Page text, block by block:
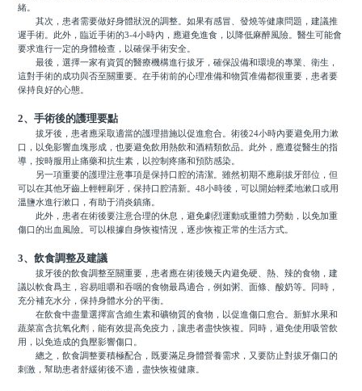
緒。
其次，患者需要做好身體狀況的調整。如果有感冒、發燒等健康問題，建議推
遲手術。此外，臨近手術的3-4小時內，應避免進食，以降低麻醉風險。醫生可能會
要求進行一定的身體檢查，以確保手術安全。
最後，選擇一家有資質的醫療機構進行拔牙，確保設備和環境的專業、衛生，
這對手術的成功與否至關重要。在手術前的心理准備和物質准備都很重要，患者要
保持良好的心態。
2、手術後的護理要點
拔牙後，患者應采取適當的護理措施以促進愈合。術後24小時內要避免用力漱
口，以免影響血塊形成，也要避免飲用熱飲和酒精類飲品。此外，應遵從醫生的指
導，按時服用止痛藥和抗生素，以控制疼痛和預防感染。
另一項重要的護理注意事項是保持口腔的清潔。雖然初期不應刷拔牙部位，但
可以在其他牙齒上輕輕刷牙，保持口腔清新。48小時後，可以開始輕柔地漱口或用
溫鹽水進行漱口，有助于消炎鎮痛。
此外，患者在術後要注意合理的休息，避免劇烈運動或重體力勞動，以免加重
傷口的出血風險。可以根據自身恢複情況，逐步恢複正常的生活方式。
3、飲食調整及建議
拔牙後的飲食調整至關重要，患者應在術後幾天內避免硬、熱、辣的食物，建
議以軟食爲主，容易咀嚼和吞咽的食物最爲適合，例如粥、面條、酸奶等。同時，
充分補充水分，保持身體水分的平衡。
在飲食中盡量選擇富含維生素和礦物質的食物，以促進傷口愈合。新鮮水果和
蔬菜富含抗氧化劑，能有效提高免疫力，讓患者盡快恢複。同時，避免使用吸管飲
用，以免造成的負壓影響傷口。
總之，飲食調整要積極配合，既要滿足身體營養需求，又要防止對拔牙傷口的
刺激，幫助患者舒緩術後不適，盡快恢複健康。